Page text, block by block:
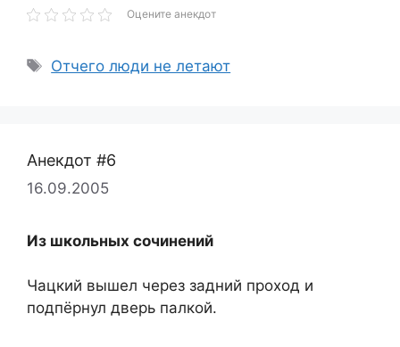
Оцените анекдот
Метки
Отчего люди не летают
Анекдот #6
16.09.2005
Из школьных сочинений
Чацкий вышел через задний проход и
подпёрнул дверь палкой.